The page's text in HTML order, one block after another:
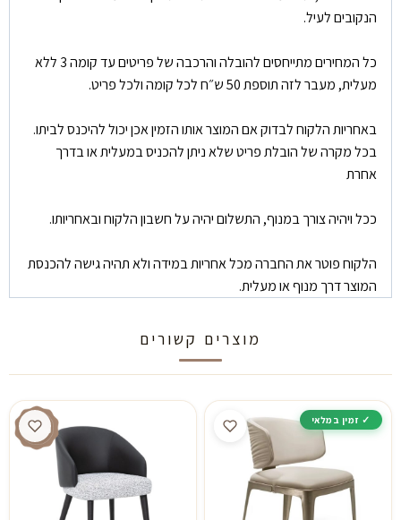
הנקובים לעיל.
כל המחירים מתייחסים להובלה והרכבה של פריטים עד קומה 3 ללא
מעלית, מעבר לזה תוספת 50 ש״ח לכל קומה ולכל פריט.
באחריות הלקוח לבדוק אם המוצר אותו הזמין אכן יכול להיכנס לביתו.
בכל מקרה של הובלת פריט שלא ניתן להכניס במעלית או בדרך
אחרת
ככל ויהיה צורך במנוף, התשלום יהיה על חשבון הלקוח ובאחריותו.
הלקוח פוטר את החברה מכל אחריות במידה ולא תהיה גישה להכנסת
המוצר דרך מנוף או מעלית.
מוצרים קשורים